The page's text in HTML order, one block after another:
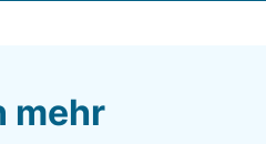
mit Produkten
mehr